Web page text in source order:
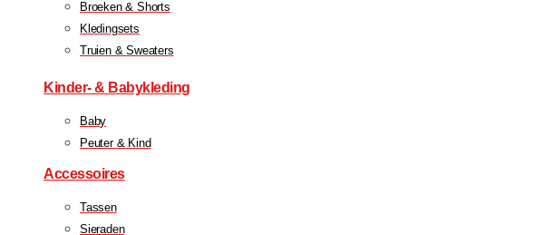
Broeken & Shorts
Kledingsets
Truien & Sweaters
Kinder- & Babykleding
Baby
Peuter & Kind
Accessoires
Tassen
Sieraden